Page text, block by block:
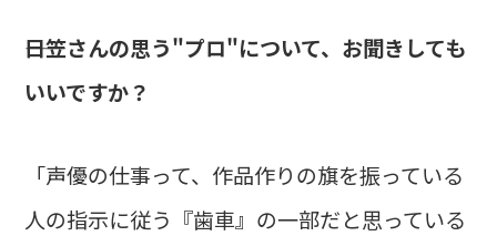
――日笠さんの思う"プロ"について、お聞きしても
いいですか？
「声優の仕事って、作品作りの旗を振っている
人の指示に従う『歯車』の一部だと思っている